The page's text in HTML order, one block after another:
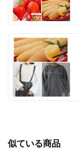
似ている商品